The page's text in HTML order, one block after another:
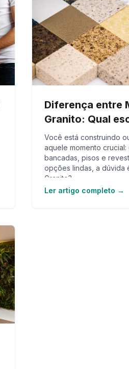
Diferença entre
Granito: Qual
Você está construindo
aquele momento
bancadas, pisos e
opções lindas, a dúvida
Granito?
Ler artigo completo →